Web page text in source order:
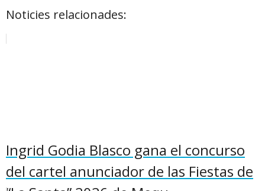
Noticies relacionades:
Ingrid Godia Blasco gana el concurso
del cartel anunciador de las Fiestas de